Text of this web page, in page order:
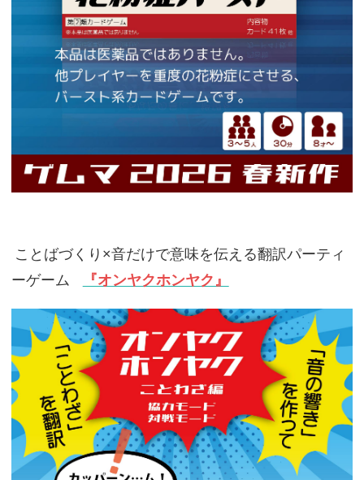
ことばづくり×音だけで意味を伝える翻訳パーティ
ーゲーム
『オンヤクホンヤク』